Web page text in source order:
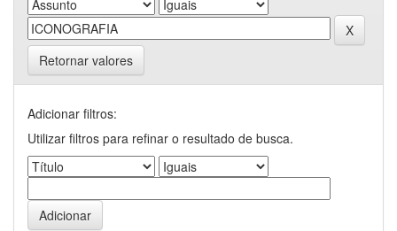
Retornar valores
Adicionar filtros:
Utilizar filtros para refinar o resultado de busca.